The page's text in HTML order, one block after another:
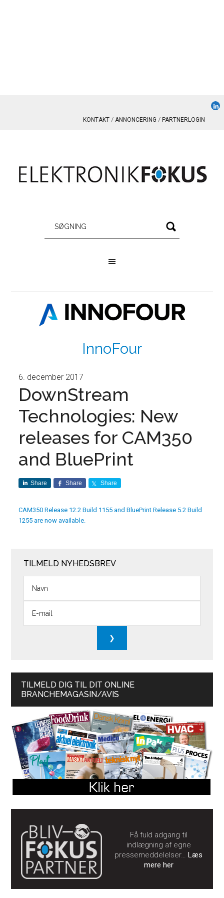
KONTAKT ANNONCERING PARTNERLOGIN
InnoFour
6. december 2017
DownStream
Technologies: New
releases for CAM350
and BluePrint
Share Share Share
CAM350 Release 12.2 Build 1155 and BluePrint Release 5.2 Build
1255 are now available.
TILMELD NYHEDSBREV
TILMELD DIG TIL DIT ONLINE
BRANCHEMAGASIN/AVIS
Få fuld adgang til
indlægning af egne
pressemeddelelser…Læs
mere her